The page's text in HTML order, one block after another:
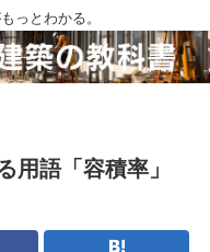
っとわかる。
用語「容積率」